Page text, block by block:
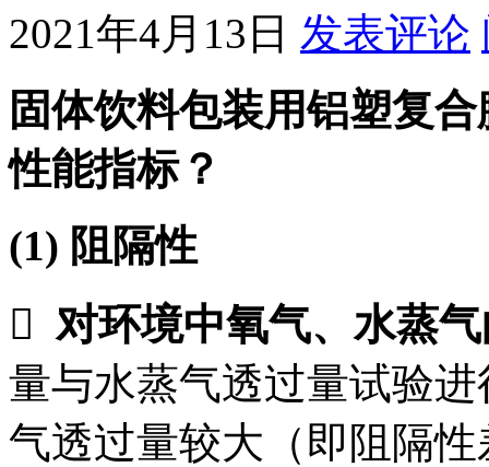
2021年4月13日 发表评论
固体饮料包装用铝塑复
性能指标？
(1) 阻隔性
 对环境中氧气、水蒸
量与水蒸气透过量试验
气透过量较大（即阻隔